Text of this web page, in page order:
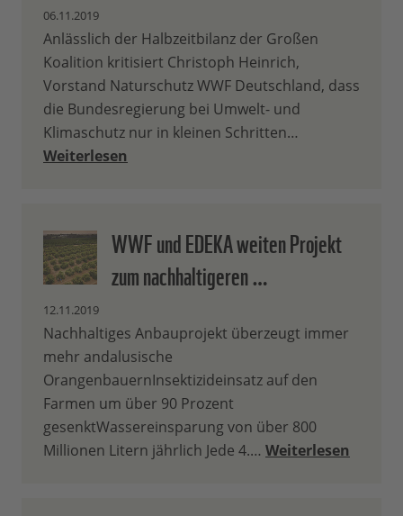
06.11.2019
Anlässlich der Halbzeitbilanz der Großen
Koalition kritisiert Christoph Heinrich,
Vorstand Naturschutz WWF Deutschland, dass
die Bundesregierung bei Umwelt- und
Klimaschutz nur in kleinen Schritten…
Weiterlesen
WWF und EDEKA weiten Projekt
zum nachhaltigeren …
12.11.2019
Nachhaltiges Anbauprojekt überzeugt immer
mehr andalusische
OrangenbauernInsektizideinsatz auf den
Farmen um über 90 Prozent
gesenktWassereinsparung von über 800
Millionen Litern jährlich Jede 4.… Weiterlesen